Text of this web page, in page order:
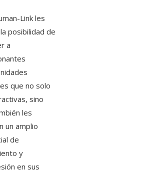
Link les
posibilidad de
a
que no solo
sino
les
un amplio
de
y
en sus